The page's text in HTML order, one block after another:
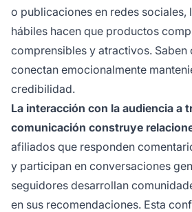
o publicaciones en redes sociales,
hábiles hacen que productos
comprensibles y atractivos. Saben
conectan emocionalmente
credibilidad.
La interacción con la audiencia a
comunicación construye
afiliados que responden
y participan en conversaciones
seguidores desarrollan
en sus recomendaciones. Esta